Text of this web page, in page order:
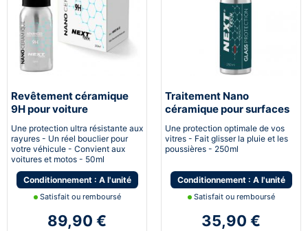
Revêtement céramique
9H pour voiture
Une protection ultra résistante aux
rayures - Un réel bouclier pour
votre véhicule - Convient aux
voitures et motos - 50ml
Conditionnement : A l'unité
Satisfait ou remboursé
89,90 €
Traitement Nano
céramique pour surfaces
Une protection optimale de vos
vitres - Fait glisser la pluie et les
poussières - 250ml
Conditionnement : A l'unité
Satisfait ou remboursé
35,90 €